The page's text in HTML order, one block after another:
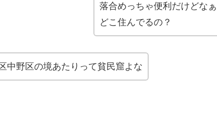
落合めっちゃ便利だけどなぁ
どこ住んでるの？
中野区の境あたりって貧民窟よな